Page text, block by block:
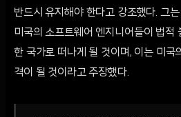
반드시 유지해야 한다고 강조했다. 그
미국의 소프트웨어 엔지니어들이 법적
한 국가로 떠나게 될 것이며, 이는 미국
격이 될 것이라고 주장했다.